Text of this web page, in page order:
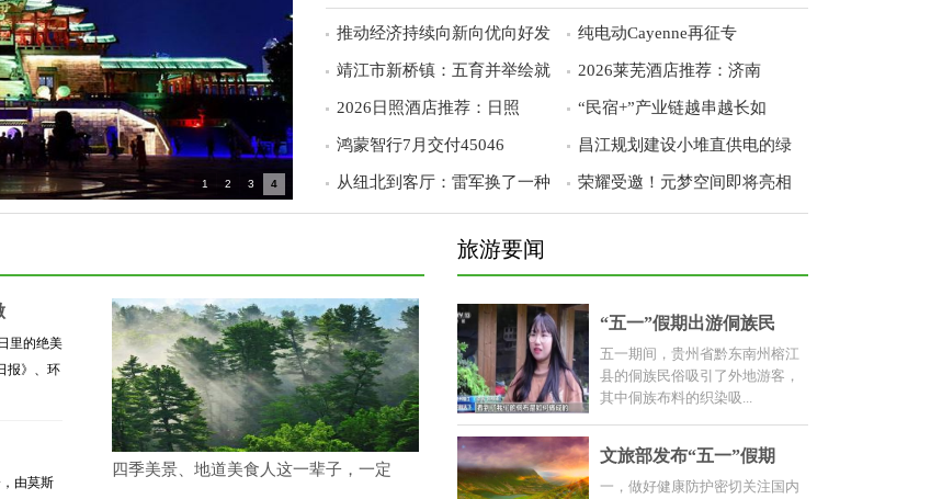
1 2 3 4
推动经济持续向新向优向好发 纯电动Cayenne再征专
靖江市新桥镇：五育并举绘就 2026莱芜酒店推荐：济南
2026日照酒店推荐：日照 “民宿+”产业链越串越长如
鸿蒙智行7月交付45046 昌江规划建设小堆直供电的绿
从纽北到客厅：雷军换了一种 荣耀受邀！元梦空间即将亮相
里的绝美
报》、环
由莫斯
四季美景、地道美食人这一辈子，一定
旅游要闻
“五一”假期出游侗族民
五一期间，贵州省黔东南州榕江
县的侗族民俗吸引了外地游客，
其中侗族布料的织染吸...
文旅部发布“五一”假期
一，做好健康防护密切关注国内